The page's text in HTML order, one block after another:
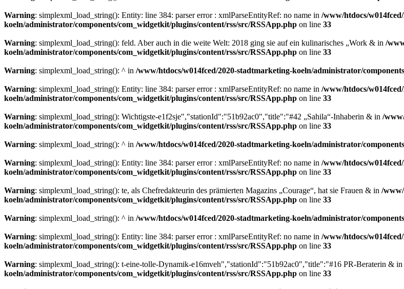
Warning: simplexml_load_string(): Entity: line 384: parser error : xmlParseEntityRef: no name in /www/htdocs/
koeln/administrator/components/com_widgetkit/plugins/content/rss/src/RSSApp.php on line 33
Warning: simplexml_load_string(): feld. Aber auch in die weite Welt: 2018 ging sie auf ein kulinarisches „Work & in /
koeln/administrator/components/com_widgetkit/plugins/content/rss/src/RSSApp.php on line 33
Warning: simplexml_load_string(): ^ in /www/htdocs/w014fced/2020-stadtmarketing-koeln/administrator/
Warning: simplexml_load_string(): Entity: line 384: parser error : xmlParseEntityRef: no name in /www/htdocs/
koeln/administrator/components/com_widgetkit/plugins/content/rss/src/RSSApp.php on line 33
Warning: simplexml_load_string(): Wichtigste-e1f2sje","stationId":"51b92ac0","title":"#42 „Sahila“-Inhaberin & in /
koeln/administrator/components/com_widgetkit/plugins/content/rss/src/RSSApp.php on line 33
Warning: simplexml_load_string(): ^ in /www/htdocs/w014fced/2020-stadtmarketing-koeln/administrator/
Warning: simplexml_load_string(): Entity: line 384: parser error : xmlParseEntityRef: no name in /www/htdocs/
koeln/administrator/components/com_widgetkit/plugins/content/rss/src/RSSApp.php on line 33
Warning: simplexml_load_string(): te, als Chefredakteurin des prämierten Magazins „Courage“, hat sie Frauen & in /
koeln/administrator/components/com_widgetkit/plugins/content/rss/src/RSSApp.php on line 33
Warning: simplexml_load_string(): ^ in /www/htdocs/w014fced/2020-stadtmarketing-koeln/administrator/
Warning: simplexml_load_string(): Entity: line 384: parser error : xmlParseEntityRef: no name in /www/htdocs/
koeln/administrator/components/com_widgetkit/plugins/content/rss/src/RSSApp.php on line 33
Warning: simplexml_load_string(): t-eine-tolle-Dynamik-e16mveh","stationId":"51b92ac0","title":"#16 PR-Beraterin & in
koeln/administrator/components/com_widgetkit/plugins/content/rss/src/RSSApp.php on line 33